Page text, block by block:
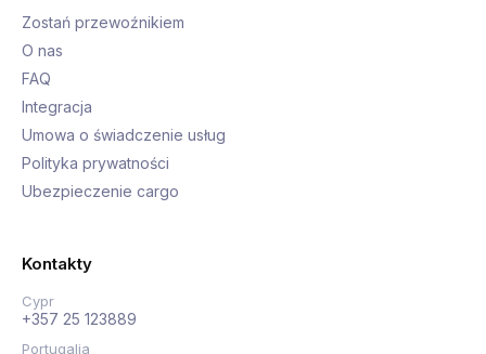
Zostań przewoźnikiem
O nas
FAQ
Integracja
Umowa o świadczenie usług
Polityka prywatności
Ubezpieczenie cargo
Kontakty
Cypr
+357 25 123889
Portugalia